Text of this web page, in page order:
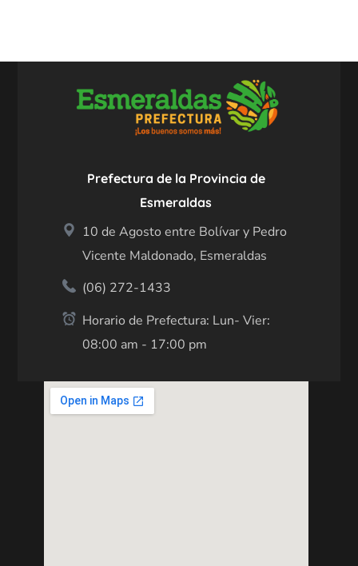
Prefectura de la Provincia de
Esmeraldas
10 de Agosto entre Bolívar y Pedro
Vicente Maldonado, Esmeraldas
(06) 272-1433
Horario de Prefectura: Lun- Vier:
08:00 am - 17:00 pm